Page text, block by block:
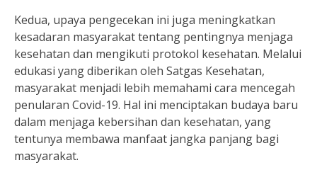
Kedua, upaya pengecekan ini juga meningkatkan
kesadaran masyarakat tentang pentingnya menjaga
kesehatan dan mengikuti protokol kesehatan. Melalui
edukasi yang diberikan oleh Satgas Kesehatan,
masyarakat menjadi lebih memahami cara mencegah
penularan Covid-19. Hal ini menciptakan budaya baru
dalam menjaga kebersihan dan kesehatan, yang
tentunya membawa manfaat jangka panjang bagi
masyarakat.